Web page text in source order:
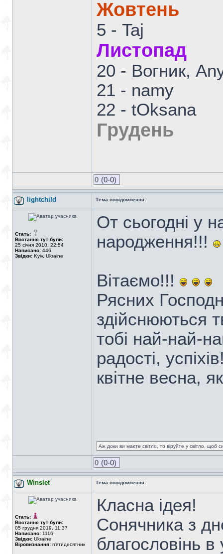
Жовтень
5 - Taj
Листопад
20 - Вогник,
21 - namy
22 - tOksana
Грудень
0 (0-0)
lightchild Тема повідомлення:
Стать:
Востаннє тут були:
25 січня 2010, 22:54
Написано: 446
Звідки: Kyiv, Ukraine
От сьогодні у
народження!!!
Вітаємо!!!
Рясних
здійснюються
тобі най-най-
радості,
квітне весна,
Аж доки ви маєте світло, то віруйте у світло, щоб
0 (0-0)
Winslet Тема повідомлення:
Стать:
Востаннє тут були:
05 грудня 2019, 11:37
Написано: 1116
Звідки: Ukraine
Віровизнання: п'ятидесятник
Класна ідея!
Сонячника з
благословінь